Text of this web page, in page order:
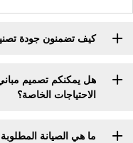
كيف تضمنون جودة تصنيع
هل يمكنكم تصميم
الاحتياجات الخاصة؟
ما هي الصيانة المطلوبة